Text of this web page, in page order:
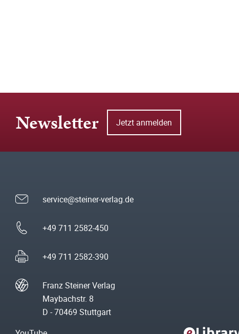
Newsletter Jetzt anmelden
service@steiner-verlag.de
+49 711 2582-450
+49 711 2582-390
Franz Steiner Verlag
Maybachstr. 8
D - 70469 Stuttgart